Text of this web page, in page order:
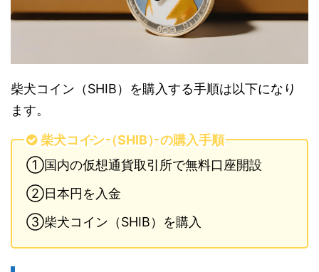
柴犬コイン（SHIB）を購入する手順は以下になり
ます。
柴犬コイン（SHIB）の購入手順
①国内の仮想通貨取引所で無料口座開設
②日本円を入金
③柴犬コイン（SHIB）を購入